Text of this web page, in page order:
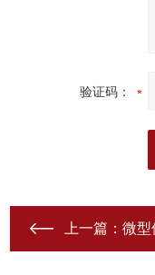
验证码：
上一篇： 微型